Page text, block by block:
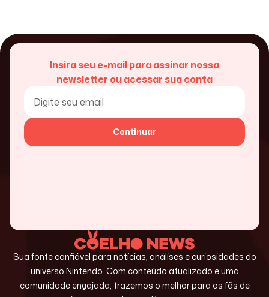
Insira seu e-mail para assinar nossa
newsletter ou acessar sua conta
Continuar
Sua fonte confiável para notícias, análises e curiosidades do
universo Nintendo. Com conteúdo atualizado e uma
comunidade engajada, trazemos o melhor para os fãs de